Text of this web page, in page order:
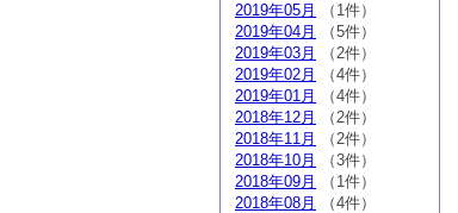
2019年05月
（1件）
2019年04月
（5件）
2019年03月
（2件）
2019年02月
（4件）
2019年01月
（4件）
2018年12月
（2件）
2018年11月
（2件）
2018年10月
（3件）
2018年09月
（1件）
2018年08月
（4件）